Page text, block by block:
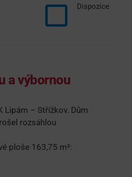
Dispozice
a výbornou
Lipám – Střížkov. Dům
rozsáhlou
ploše 163,75 m²: